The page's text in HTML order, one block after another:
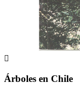

Árboles en Chile